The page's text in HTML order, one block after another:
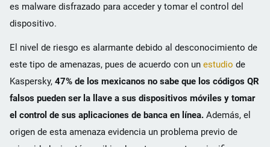
es malware disfrazado para acceder y tomar el control del
dispositivo.
El nivel de riesgo es alarmante debido al desconocimiento de
este tipo de amenazas, pues de acuerdo con un estudio de
Kaspersky, 47% de los mexicanos no sabe que los códigos QR
falsos pueden ser la llave a sus dispositivos móviles y tomar
el control de sus aplicaciones de banca en línea. Además, el
origen de esta amenaza evidencia un problema previo de